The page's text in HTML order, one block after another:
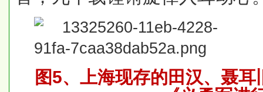
图5、上海现存的田汉、聂